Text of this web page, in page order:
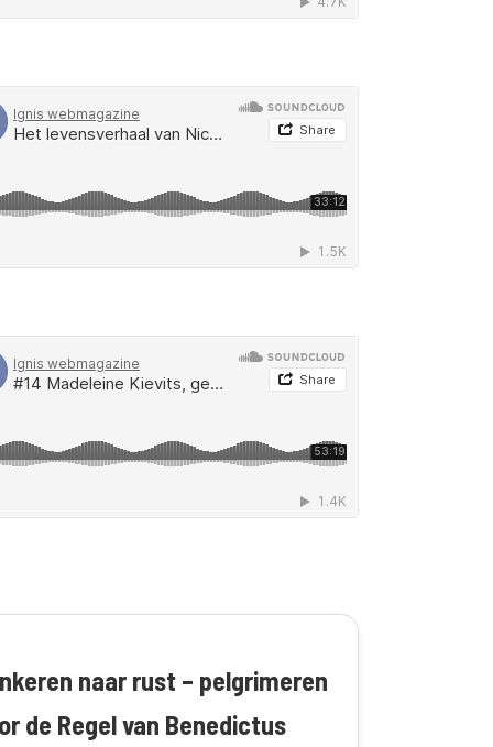
naar rust – pelgrimeren
de Regel van Benedictus